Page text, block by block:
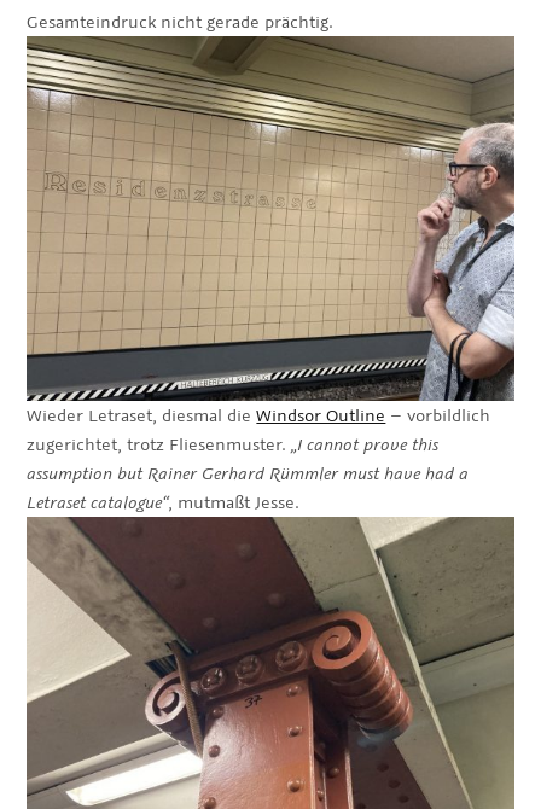
Gesamteindruck nicht gerade prächtig.
Wieder Letraset, diesmal dieWindsor Outline – vorbildlich
zugerichtet, trotz Fliesenmuster.„I cannot prove this
assumption but Rainer Gerhard Rümmler must have had a
Letraset catalogue“, mutmaßt Jesse.